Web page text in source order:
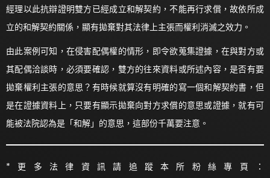
經理以此抗辯證明雙方已經成立和解契約，不能再行求償，故依所成
立的和解契約關係，顯有拋棄對其法律上主張而權利消滅之效力。
由此案例可知，在侵害配偶權的情形，即令欲蒐集證據，在與對方或
其配偶洽談時，必須要確認，雙方的往來資料或所述內容，是否有要
拋棄權利主張的意思？有時候就算沒有明確的寫一個和解契約書，但
是在證據資料上，只要有顯示拋棄向對方求償的意思或證據，就有可
能被法院認為是「和解」的意思，這部份千萬要注意。
*更多法律資訊請追蹤本所粉絲專頁：